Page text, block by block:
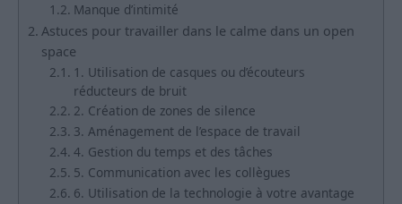
Manque d’intimité
Astuces pour travailler dans le calme dans un open
space
1. Utilisation de casques ou d’écouteurs
réducteurs de bruit
2. Création de zones de silence
3. Aménagement de l’espace de travail
4. Gestion du temps et des tâches
5. Communication avec les collègues
6. Utilisation de la technologie à votre avantage